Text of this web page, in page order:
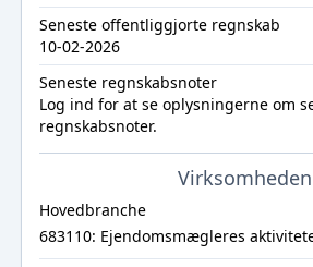
Seneste offentliggjorte regnskab
10-02-2026
Seneste regnskabsnoter
Log ind for at se oplysningerne om
regnskabsnoter.
Virksomheden
Hovedbranche
683110: Ejendomsmægleres